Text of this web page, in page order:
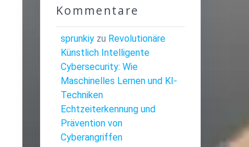
Kommentare
sprunkiyzu Revolutionäre
Künstlich Intelligente
Cybersecurity: Wie
Maschinelles Lernen und KI-
Techniken
Echtzeiterkennung und
Prävention von
Cyberangriffen